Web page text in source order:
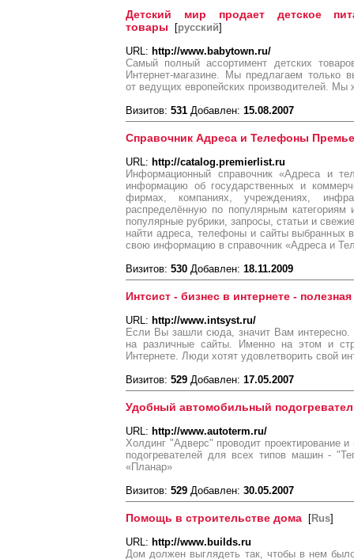
Детский мир продает детское
товары [русский]
URL: http://www.babytown.ru/
Самый полный ассортимент детских
Интернет-магазине. Мы предлагаем только
от ведущих европейских производителей. Мы
Визитов: 531 Добавлен: 15.08.2007
Справочник Адреса и Телефоны
URL: http://catalog.premierlist.ru
Информационный справочник «Адреса и
информацию об государственных и
фирмах, компаниях, учреждениях,
распределённую по популярным
популярные рубрики, запросы, статьи и
найти адреса, телефоны и сайты выбранных
свою информацию в справочник «Адреса и
Визитов: 530 Добавлен: 18.11.2009
Интсист - бизнес в интернете -
URL: http://www.intsyst.ru/
Если Вы зашли сюда, значит Вам
на различные сайты. Именно на этом и
Интернете. Люди хотят удовлетворить свой
Визитов: 529 Добавлен: 17.05.2007
Удобный автомобильный
URL: http://www.autoterm.ru/
Холдинг "Адверс" проводит проектирование
подогревателей для всех типов машин -
«Планар»
Визитов: 529 Добавлен: 30.05.2007
Помощь в строительстве дома [Rus]
URL: http://www.builds.ru
Дом должен выглядеть так, чтобы в нем